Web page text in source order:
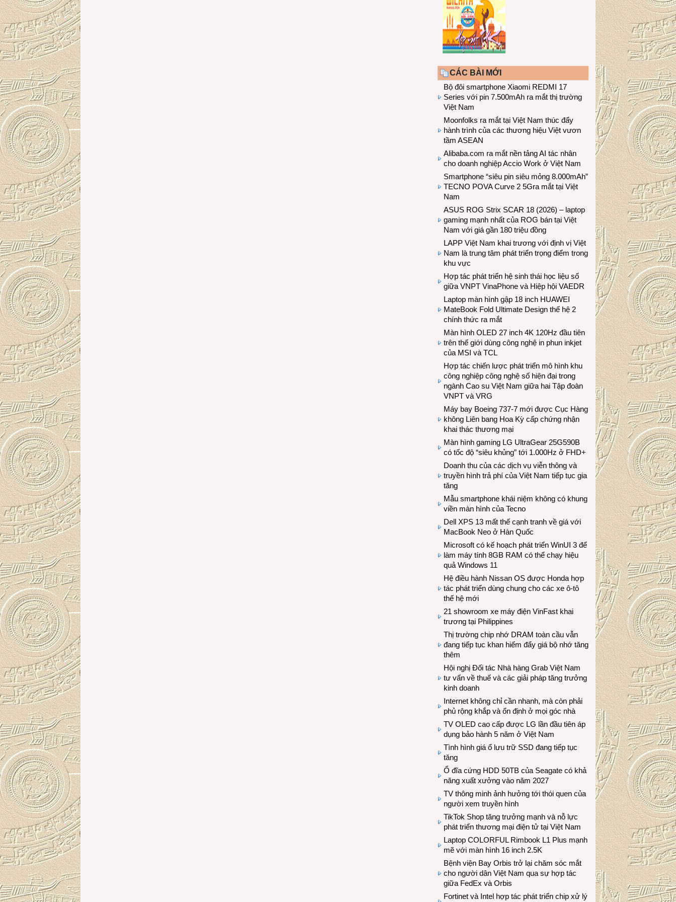
CÁC BÀI MỚI
Bộ đôi smartphone Xiaomi REDMI 17
Series với pin 7.500mAh ra mắt thị trường
Việt Nam
Moonfolks ra mắt tại Việt Nam thúc đẩy
hành trình của các thương hiệu Việt vươn
tầm ASEAN
Alibaba.com ra mắt nền tảng AI tác nhân
cho doanh nghiệp Accio Work ở Việt Nam
Smartphone “siêu pin siêu mỏng 8.000mAh”
TECNO POVA Curve 2 5Gra mắt tại Việt
Nam
ASUS ROG Strix SCAR 18 (2026) – laptop
gaming mạnh nhất của ROG bán tại Việt
Nam với giá gần 180 triệu đồng
LAPP Việt Nam khai trương với định vị Việt
Nam là trung tâm phát triển trọng điểm trong
khu vực
Hợp tác phát triển hệ sinh thái học liệu số
giữa VNPT VinaPhone và Hiệp hội VAEDR
Laptop màn hình gập 18 inch HUAWEI
MateBook Fold Ultimate Design thế hệ 2
chính thức ra mắt
Màn hình OLED 27 inch 4K 120Hz đầu tiên
trên thế giới dùng công nghệ in phun inkjet
của MSI và TCL
Hợp tác chiến lược phát triển mô hình khu
công nghiệp công nghệ số hiện đại trong
ngành Cao su Việt Nam giữa hai Tập đoàn
VNPT và VRG
Máy bay Boeing 737-7 mới được Cục Hàng
không Liên bang Hoa Kỳ cấp chứng nhận
khai thác thương mại
Màn hình gaming LG UltraGear 25G590B
có tốc độ “siêu khủng” tới 1.000Hz ở FHD+
Doanh thu của các dịch vụ viễn thông và
truyền hình trả phí của Việt Nam tiếp tục gia
tăng
Mẫu smartphone khái niệm không có khung
viền màn hình của Tecno
Dell XPS 13 mất thế cạnh tranh về giá với
MacBook Neo ở Hàn Quốc
Microsoft có kế hoạch phát triển WinUI 3 để
làm máy tính 8GB RAM có thể chạy hiệu
quả Windows 11
Hệ điều hành Nissan OS được Honda hợp
tác phát triển dùng chung cho các xe ô-tô
thế hệ mới
21 showroom xe máy điện VinFast khai
trương tại Philippines
Thị trường chip nhớ DRAM toàn cầu vẫn
đang tiếp tục khan hiếm đẩy giá bộ nhớ tăng
thêm
Hội nghị Đối tác Nhà hàng Grab Việt Nam
tư vấn về thuế và các giải pháp tăng trưởng
kinh doanh
Internet không chỉ cần nhanh, mà còn phải
phủ rộng khắp và ổn định ở mọi góc nhà
TV OLED cao cấp được LG lần đầu tiên áp
dụng bảo hành 5 năm ở Việt Nam
Tình hình giá ổ lưu trữ SSD đang tiếp tục
tăng
Ổ đĩa cứng HDD 50TB của Seagate có khả
năng xuất xưởng vào năm 2027
TV thông minh ảnh hưởng tới thói quen của
người xem truyền hình
TikTok Shop tăng trưởng mạnh và nỗ lực
phát triển thương mại điện tử tại Việt Nam
Laptop COLORFUL Rimbook L1 Plus mạnh
mẽ với màn hình 16 inch 2.5K
Bệnh viện Bay Orbis trở lại chăm sóc mắt
cho người dân Việt Nam qua sự hợp tác
giữa FedEx và Orbis
Fortinet và Intel hợp tác phát triển chip xử lý